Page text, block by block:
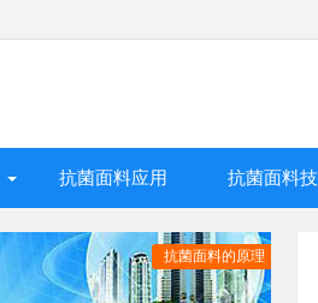
抗菌面料应用 抗菌面料
抗菌面料的原理